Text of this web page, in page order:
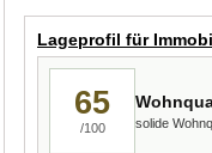
Lageprofil für
65
/100 solide